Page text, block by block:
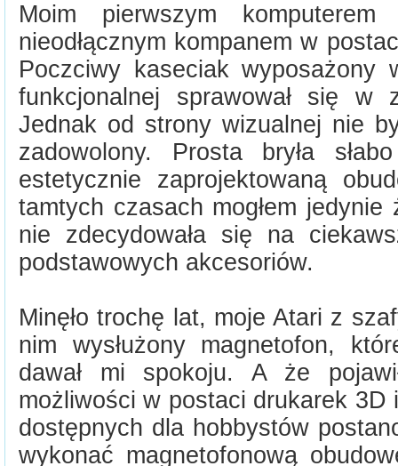
Moim pierwszym
nieodłącznym kompanem w
Poczciwy kaseciak
funkcjonalnej sprawował się w
Jednak od strony wizualnej nie
zadowolony. Prosta bryła
estetycznie zaprojektowaną
tamtych czasach mogłem jedynie
nie zdecydowała się na
podstawowych akcesoriów.
Minęło trochę lat, moje Atari z
nim wysłużony magnetofon,
dawał mi spokoju. A że
możliwości w postaci drukarek 3D
dostępnych dla hobbystów
wykonać magnetofonową